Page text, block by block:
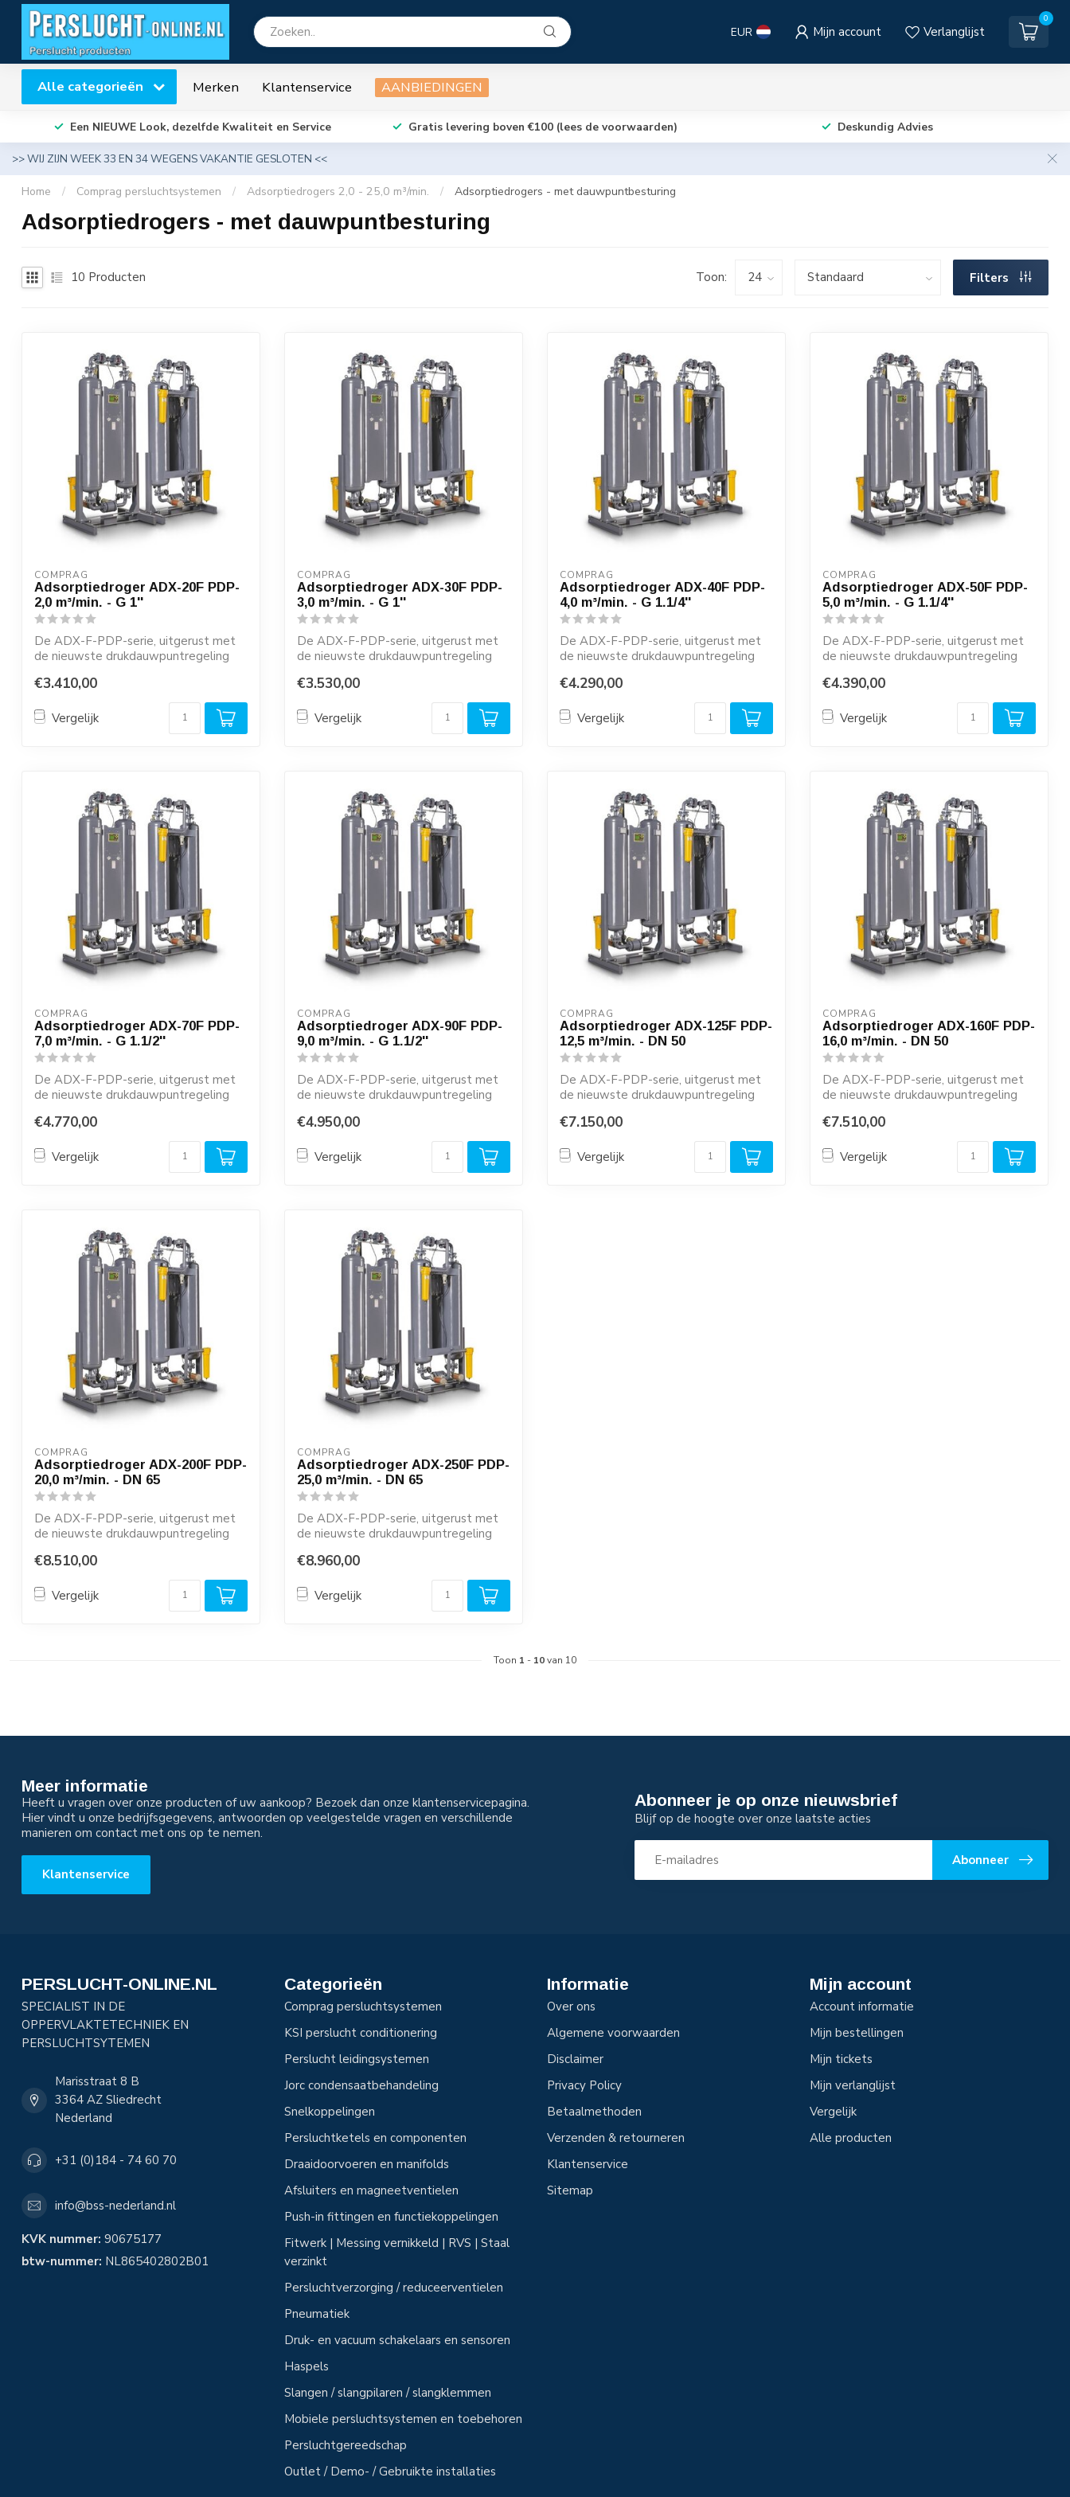
EUR Mijn account Verlanglijst
0
Alle categorieën Merken Klantenservice AANBIEDINGEN
Een NIEUWE Look, dezelfde Kwaliteit en Service Gratis levering boven €100 (lees de voorwaarden) Deskundig Advies
>> WIJ ZIJN WEEK 33 EN 34 WEGENS VAKANTIE GESLOTEN <<
Home / Comprag persluchtsystemen / Adsorptiedrogers 2,0 - 25,0 m³/min. / Adsorptiedrogers - met dauwpuntbesturing
Adsorptiedrogers - met dauwpuntbesturing
10 Producten Toon: Filters
COMPRAG
Adsorptiedroger ADX-20F PDP-
2,0 m³/min. - G 1''
De ADX-F-PDP-serie, uitgerust met
de nieuwste drukdauwpuntregeling
€3.410,00
Vergelijk
COMPRAG
Adsorptiedroger ADX-30F PDP-
3,0 m³/min. - G 1''
De ADX-F-PDP-serie, uitgerust met
de nieuwste drukdauwpuntregeling
€3.530,00
Vergelijk
COMPRAG
Adsorptiedroger ADX-40F PDP-
4,0 m³/min. - G 1.1/4''
De ADX-F-PDP-serie, uitgerust met
de nieuwste drukdauwpuntregeling
€4.290,00
Vergelijk
COMPRAG
Adsorptiedroger ADX-50F PDP-
5,0 m³/min. - G 1.1/4''
De ADX-F-PDP-serie, uitgerust met
de nieuwste drukdauwpuntregeling
€4.390,00
Vergelijk
COMPRAG
Adsorptiedroger ADX-70F PDP-
7,0 m³/min. - G 1.1/2''
De ADX-F-PDP-serie, uitgerust met
de nieuwste drukdauwpuntregeling
€4.770,00
Vergelijk
COMPRAG
Adsorptiedroger ADX-90F PDP-
9,0 m³/min. - G 1.1/2''
De ADX-F-PDP-serie, uitgerust met
de nieuwste drukdauwpuntregeling
€4.950,00
Vergelijk
COMPRAG
Adsorptiedroger ADX-125F PDP-
12,5 m³/min. - DN 50
De ADX-F-PDP-serie, uitgerust met
de nieuwste drukdauwpuntregeling
€7.150,00
Vergelijk
COMPRAG
Adsorptiedroger ADX-160F PDP-
16,0 m³/min. - DN 50
De ADX-F-PDP-serie, uitgerust met
de nieuwste drukdauwpuntregeling
€7.510,00
Vergelijk
COMPRAG
Adsorptiedroger ADX-200F PDP-
20,0 m³/min. - DN 65
De ADX-F-PDP-serie, uitgerust met
de nieuwste drukdauwpuntregeling
€8.510,00
Vergelijk
COMPRAG
Adsorptiedroger ADX-250F PDP-
25,0 m³/min. - DN 65
De ADX-F-PDP-serie, uitgerust met
de nieuwste drukdauwpuntregeling
€8.960,00
Vergelijk
Toon 1 - 10van 10
Meer informatie
Heeft u vragen over onze producten of uw aankoop? Bezoek dan onze klantenservicepagina.
Hier vindt u onze bedrijfsgegevens, antwoorden op veelgestelde vragen en verschillende
manieren om contact met ons op te nemen.
Klantenservice
Abonneer je op onze nieuwsbrief
Blijf op de hoogte over onze laatste acties
Abonneer
PERSLUCHT-ONLINE.NL
SPECIALIST IN DE
OPPERVLAKTETECHNIEK EN
PERSLUCHTSYTEMEN
Marisstraat 8 B
3364 AZ Sliedrecht
Nederland
+31 (0)184 - 74 60 70
info@bss-nederland.nl
KVK nummer: 90675177
btw-nummer: NL865402802B01
Categorieën
Comprag persluchtsystemen
KSI perslucht conditionering
Perslucht leidingsystemen
Jorc condensaatbehandeling
Snelkoppelingen
Persluchtketels en componenten
Draaidoorvoeren en manifolds
Afsluiters en magneetventielen
Push-in fittingen en functiekoppelingen
Fitwerk | Messing vernikkeld | RVS | Staal
verzinkt
Persluchtverzorging / reduceerventielen
Pneumatiek
Druk- en vacuum schakelaars en sensoren
Haspels
Slangen / slangpilaren / slangklemmen
Mobiele persluchtsystemen en toebehoren
Persluchtgereedschap
Outlet / Demo- / Gebruikte installaties
Informatie
Over ons
Algemene voorwaarden
Disclaimer
Privacy Policy
Betaalmethoden
Verzenden & retourneren
Klantenservice
Sitemap
Mijn account
Account informatie
Mijn bestellingen
Mijn tickets
Mijn verlanglijst
Vergelijk
Alle producten